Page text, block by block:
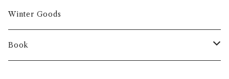
Winter Goods
Book